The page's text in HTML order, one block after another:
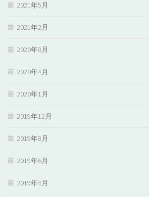
2021年5月
2021年2月
2020年8月
2020年4月
2020年1月
2019年12月
2019年8月
2019年6月
2019年4月